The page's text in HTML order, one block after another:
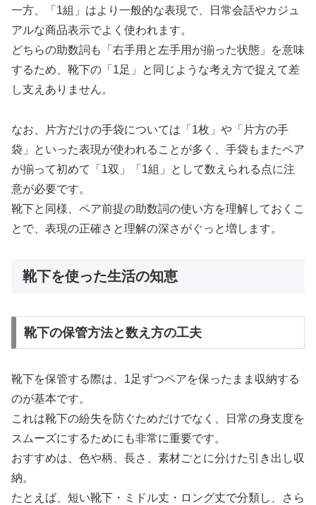
一方、「1組」はより一般的な表現で、日常会話やカジュ
アルな商品表示でよく使われます。
どちらの助数詞も「右手用と左手用が揃った状態」を意味
するため、靴下の「1足」と同じような考え方で捉えて差
し支えありません。
なお、片方だけの手袋については「1枚」や「片方の手
袋」といった表現が使われることが多く、手袋もまたペア
が揃って初めて「1双」「1組」として数えられる点に注
意が必要です。
靴下と同様、ペア前提の助数詞の使い方を理解しておくこ
とで、表現の正確さと理解の深さがぐっと増します。
靴下を使った生活の知恵
靴下の保管方法と数え方の工夫
靴下を保管する際は、1足ずつペアを保ったまま収納する
のが基本です。
これは靴下の紛失を防ぐためだけでなく、日常の身支度を
スムーズにするためにも非常に重要です。
おすすめは、色や柄、長さ、素材ごとに分けた引き出し収
納。
たとえば、短い靴下・ミドル丈・ロング丈で分類し、さら